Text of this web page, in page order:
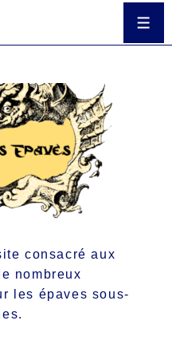
consacré aux
nombreux
les épaves sous-